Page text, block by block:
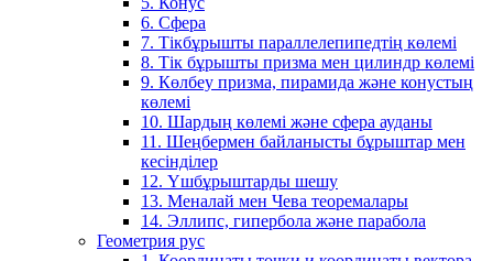
6. Сфера
7. Тікбұрышты параллелепипедтің көлемі
8. Тік бұрышты призма мен цилиндр көлемі
9. Көлбеу призма, пирамида және конустың
көлемі
10. Шардың көлемі және сфера ауданы
11. Шеңбермен байланысты бұрыштар мен
кесінділер
12. Үшбұрыштарды шешу
13. Меналай мен Чева теоремалары
14. Эллипс, гипербола және парабола
Геометрия рус